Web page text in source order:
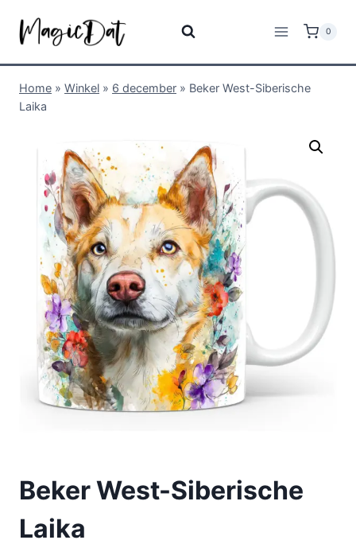
0
Home » Winkel » 6 december » Beker West-Siberische
Laika
Beker West-Siberische
Laika